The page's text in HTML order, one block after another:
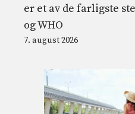
er et av de farligste
og WHO
7. august 2026